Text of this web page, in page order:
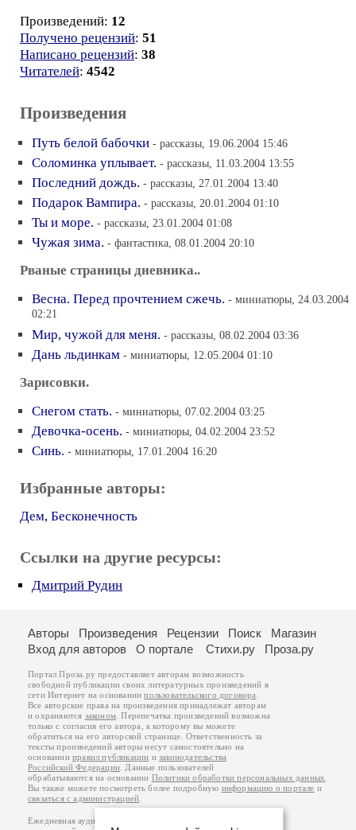
Произведений: 12
Получено рецензий: 51
Написано рецензий: 38
Читателей: 4542
Произведения
Путь белой бабочки - рассказы, 19.06.2004 15:46
Соломинка уплывает. - рассказы, 11.03.2004 13:55
Последний дождь. - рассказы, 27.01.2004 13:40
Подарок Вампира. - рассказы, 20.01.2004 01:10
Ты и море. - рассказы, 23.01.2004 01:08
Чужая зима. - фантастика, 08.01.2004 20:10
Рваные страницы дневника..
Весна. Перед прочтением сжечь. - миниатюры, 24.03.2004
02:21
Мир, чужой для меня. - рассказы, 08.02.2004 03:36
Дань льдинкам - миниатюры, 12.05.2004 01:10
Зарисовки.
Снегом стать. - миниатюры, 07.02.2004 03:25
Девочка-осень. - миниатюры, 04.02.2004 23:52
Синь. - миниатюры, 17.01.2004 16:20
Избранные авторы:
Дем, Бесконечность
Ссылки на другие ресурсы:
Дмитрий Рудин
Авторы Произведения Рецензии Поиск
Магазин
Вход для авторов
О портале Стихи.ру Проза.ру
Портал Проза.ру предоставляет авторам возможность
свободной публикации своих литературных произведений в
сети Интернет на основаниипользовательского договора
Все авторские права на произведения принадлежат авторам
и охраняются законом . Перепечатка произведений возможна
только с согласия его автора, к которому вы можете
обратиться на его авторской странице. Ответственность за
тексты произведений авторы несут самостоятельно на
основанииправил публикации изаконодательства
Российской Федерации . Данные пользователей
обрабатываются на основании Политики обработки персональных данных
Вы также можете посмотреть более подробную информацию о портале и
связаться с администрацией
Ежедневная аудитория портала Проза.ру – порядка 100 тысяч